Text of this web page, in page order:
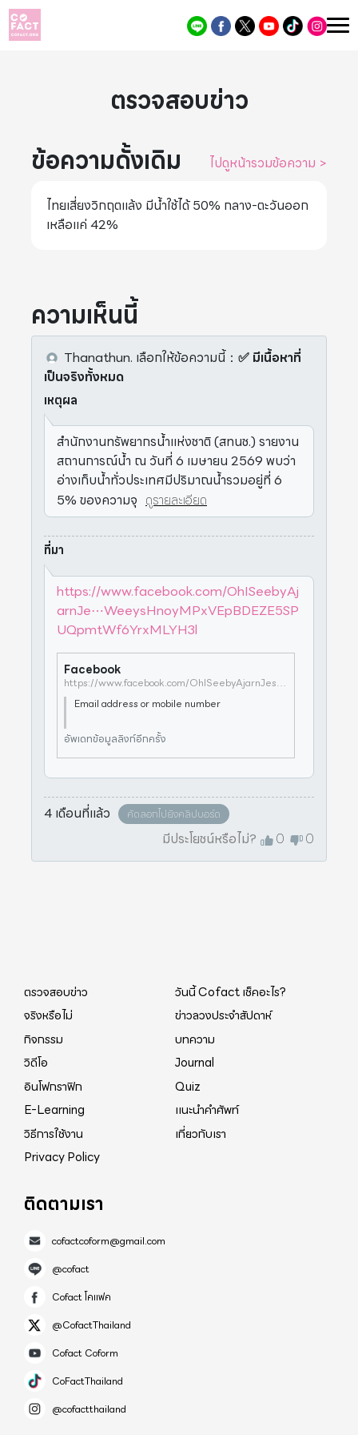
ตรวจสอบข่าว
ข้อความดั้งเดิม
ไปดูหน้ารวมข้อความ >
ไทยเสี่ยงวิกฤตแล้ง มีน้ำใช้ได้ 50% กลาง-ตะวันออก
เหลือแค่ 42%
ความเห็นนี้
Thanathun. เลือกให้ข้อความนี้： ✅ มีเนื้อหาที่
เป็นจริงทั้งหมด
เหตุผล
สำนักงานทรัพยากรน้ำแห่งชาติ (สทนช.) รายงาน
สถานการณ์น้ำ ณ วันที่ 6 เมษายน 2569 พบว่า
อ่างเก็บน้ำทั่วประเทศมีปริมาณน้ำรวมอยู่ที่ 6
5% ของความจุ ดูรายละเอียด
ที่มา
https://www.facebook.com/OhISeebyAj
arnJe⋯WeeysHnoyMPxVEpBDEZE5SP
UQpmtWf6YrxMLYH3l
Facebook
https://www.facebook.com/OhISeebyAjarnJess/posts/pfbid0kAJAXagzD8eBL2UkHZ9HDAerXWeeysHnoyMPxVEpBDEZE5SPUQpmtWf6YrxMLYH3l
Email address or mobile number
อัพเดทข้อมูลลิงก์อีกครั้ง
4 เดือนที่แล้ว คัดลอกไปยังคลิปบอร์ด
มีประโยชน์หรือไม่? 0 0
ตรวจสอบข่าว
วันนี้ Cofact เช็คอะไร?
จริงหรือไม่
ข่าวลวงประจำสัปดาห์
กิจกรรม
บทความ
วิดีโอ
Journal
อินโฟกราฟิก
Quiz
E-Learning
แนะนำคำศัพท์
วิธีการใช้งาน
เกี่ยวกับเรา
Privacy Policy
ติดตามเรา
cofactcoform@gmail.com
@cofact
Cofact โคแฟค
@CofactThailand
Cofact Coform
CoFactThailand
@cofactthailand